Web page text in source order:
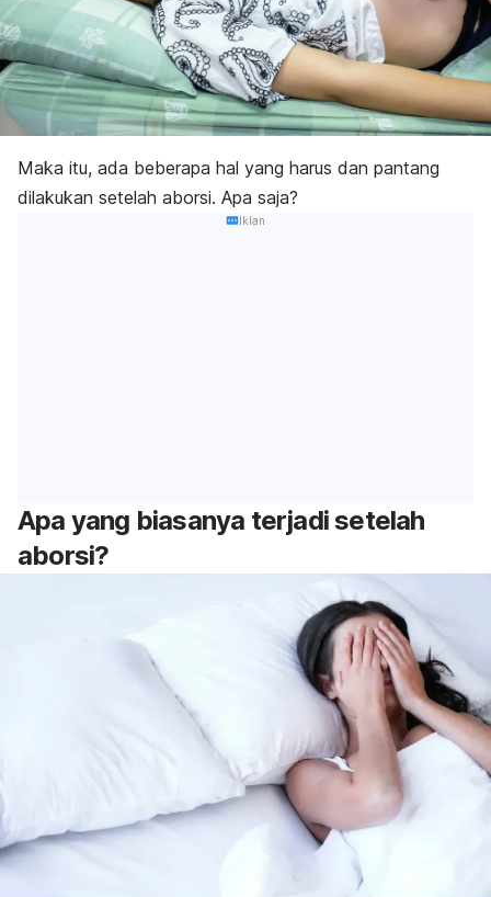
Maka itu, ada beberapa hal yang harus dan pantang
dilakukan setelah aborsi. Apa saja?
Iklan
Apa yang biasanya terjadi setelah
aborsi?